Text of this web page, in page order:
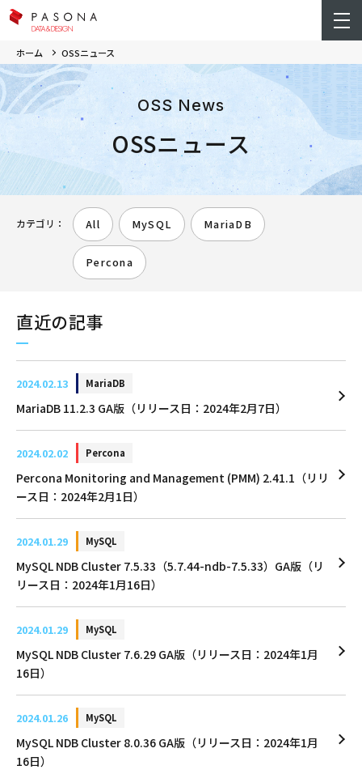
ホーム OSSニュース
OSS News
OSSニュース
カテゴリ： All MySQL MariaDB
Percona
直近の記事
2024.02.13 MariaDB
MariaDB 11.2.3 GA版（リリース日：2024年2月7日）
2024.02.02 Percona
Percona Monitoring and Management (PMM) 2.41.1（リリ
ース日：2024年2月1日）
2024.01.29 MySQL
MySQL NDB Cluster 7.5.33（5.7.44-ndb-7.5.33）GA版（リ
リース日：2024年1月16日）
2024.01.29 MySQL
MySQL NDB Cluster 7.6.29 GA版（リリース日：2024年1月
16日）
2024.01.26 MySQL
MySQL NDB Cluster 8.0.36 GA版（リリース日：2024年1月
16日）